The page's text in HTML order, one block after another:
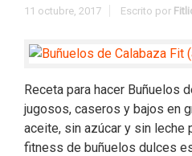
11 octubre, 2017 Escrito por
Receta para hacer Buñuelos
jugosos, caseros y bajos en
aceite, sin azúcar y sin leche
fitness de buñuelos dulces